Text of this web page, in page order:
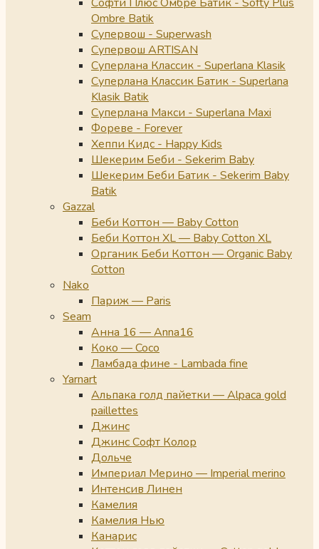
Ombre Batik
Супервош - Superwash
Супервош ARTISAN
Суперлана Классик - Superlana Klasik
Суперлана Классик Батик - Superlana
Klasik Batik
Суперлана Макси - Superlana Maxi
Фореве - Forever
Хеппи Кидс - Happy Kids
Шекерим Беби - Sekerim Baby
Шекерим Беби Батик - Sekerim Baby
Batik
Gazzal
Беби Коттон — Baby Cotton
Беби Коттон XL — Baby Cotton XL
Органик Беби Коттон — Organic Baby
Cotton
Nako
Париж — Paris
Seam
Анна 16 — Anna16
Коко — Coco
Ламбада фине - Lambada fine
Yarnart
Альпака голд пайетки — Alpaca gold
paillettes
Джинс
Джинс Софт Колор
Дольче
Империал Мерино — Imperial merino
Интенсив Линен
Камелия
Камелия Нью
Канарис